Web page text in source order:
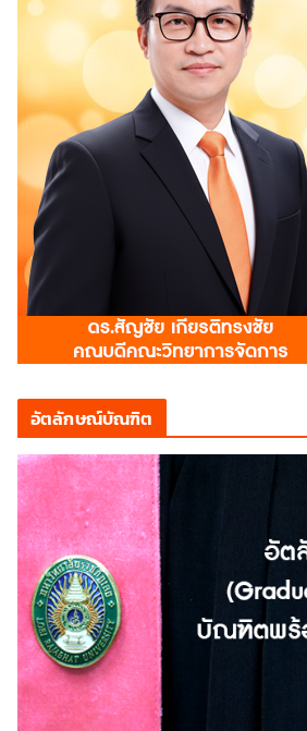
อัตลักษณ์บัณฑิต